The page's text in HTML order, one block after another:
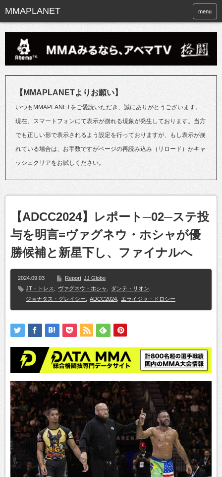
menu
【MMAPLANETよりお願い】
いつもMMAPLANETをご愛読いただき、誠にありがとうございます。
現在、スマートフォンにて表示が崩れる現象が発生しております。当方
でも正しい形で表示されるよう設定を行っておりますが、もし表示が崩
れている場合は、お手数ですがページの再読み込み（リロード）かキャ
ッシュクリアをお試しください。
【ADCC2024】レポート─02─ステ投
与を明言=ヴァグネウ・ホシャが優
勝候補と新星下し、ファイナルへ
2024.09.03 Report JJ Globo
JT・トレス
ヴァグネウ・ホシャ ダンテ・リオン
ジョナタス・グレイシー
ADCC2024 エライジャ・ドロシー